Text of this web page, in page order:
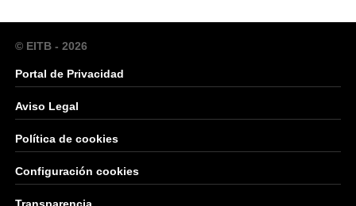
© EITB - 2026
Portal de Privacidad
Aviso Legal
Política de cookies
Configuración cookies